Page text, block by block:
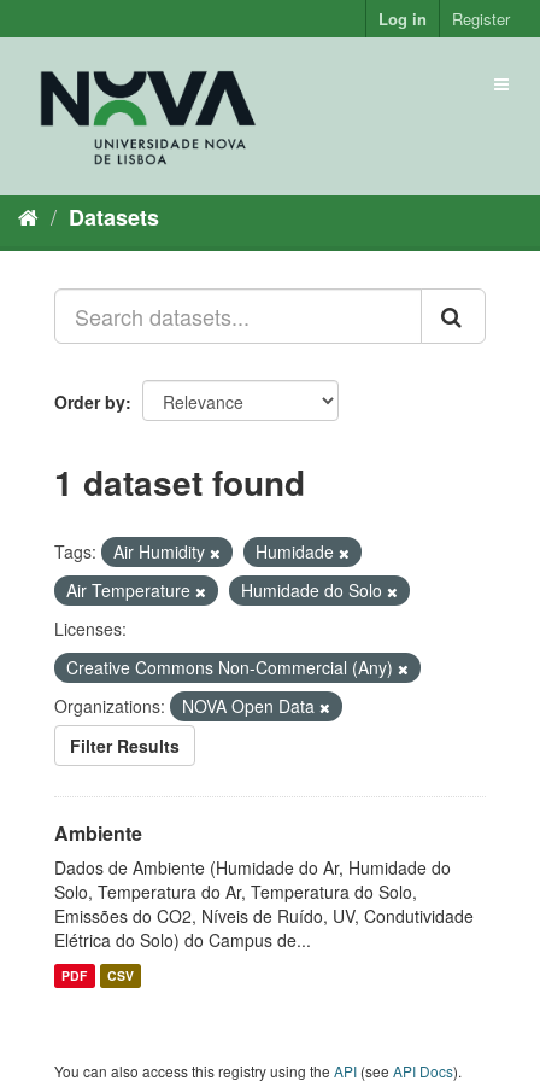
to
Log in Register
Datasets
Order by
1 dataset found
Tags: Air Humidity
Humidade
Air Temperature
Humidade do Solo
Licenses:
Creative Commons Non-Commercial (Any)
Organizations:
NOVA Open Data
Filter Results
Ambiente
Dados de Ambiente (Humidade do Ar, Humidade do
Solo, Temperatura do Ar, Temperatura do Solo,
Emissões do CO2, Níveis de Ruído, UV, Condutividade
Elétrica do Solo) do Campus de...
PDF CSV
You can also access this registry using the API (see API Docs).